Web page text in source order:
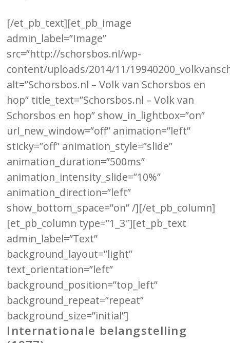
[/et_pb_text][et_pb_image
admin_label=”Image”
src=”http://schorsbos.nl/wp-
content/uploads/2014/11/
alt=”Schorsbos.nl – Volk van Schorsbos en
hop” title_text=”Schorsbos.nl – Volk van
Schorsbos en hop” show_in_lightbox=”on”
url_new_window=”off” animation=”left”
sticky=”off” animation_style=”slide”
animation_duration=”500ms”
animation_intensity_slide=”10%”
animation_direction=”left”
show_bottom_space=”on” /][/et_pb_column]
[et_pb_column type=”1_3″][et_pb_text
admin_label=”Text”
background_layout=”light”
text_orientation=”left”
background_position=”top_left”
background_repeat=”repeat”
background_size=”initial”]
Internationale belangstelling